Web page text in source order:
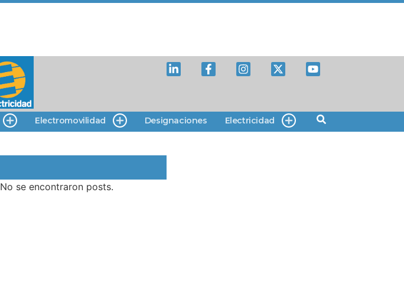
Electromovilidad Designaciones Electricidad
No se encontraron posts.